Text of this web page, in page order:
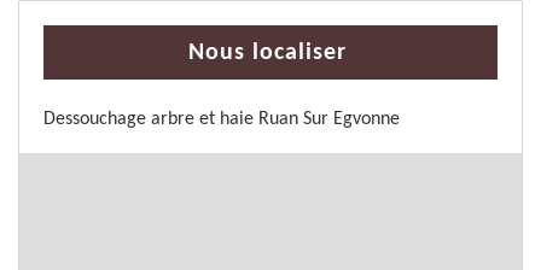
Nous localiser
Dessouchage arbre et haie Ruan Sur Egvonne